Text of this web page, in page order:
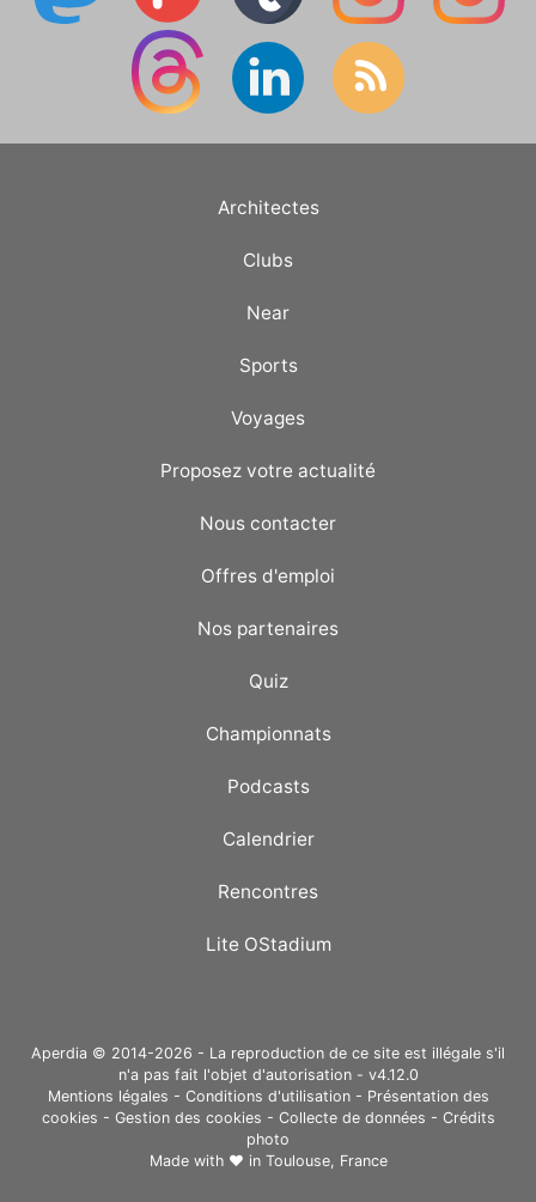
Architectes
Clubs
Near
Sports
Voyages
Proposez votre actualité
Nous contacter
Offres d'emploi
Nos partenaires
Quiz
Championnats
Podcasts
Calendrier
Rencontres
Lite OStadium
Aperdia © 2014-2026 - La reproduction de ce site est illégale s'il
n'a pas fait l'objet d'autorisation - v4.12.0
Mentions légales - Conditions d'utilisation- Présentation des
cookies - Gestion des cookies - Collecte de données - Crédits
photo
Made with ❤ in Toulouse, France